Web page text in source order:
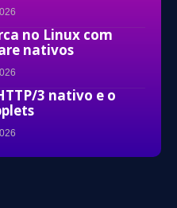
no Linux com
nativos
3 nativo e o